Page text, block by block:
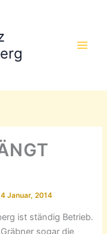
Januar, 2014
ist ständig Betrieb.
sogar die